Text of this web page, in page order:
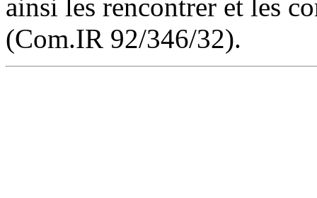
ainsi les rencontrer et les
(Com.IR 92/346/32).